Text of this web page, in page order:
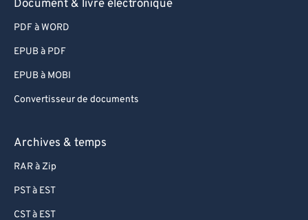
Document & livre électronique
PDF à WORD
EPUB à PDF
EPUB à MOBI
Convertisseur de documents
Archives & temps
RAR à Zip
PST à EST
CST à EST